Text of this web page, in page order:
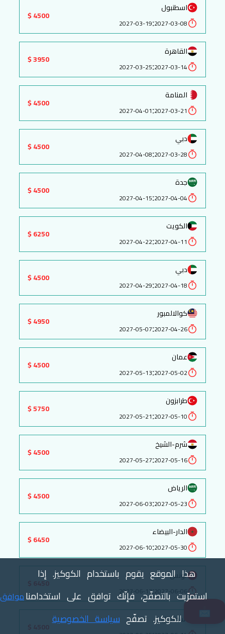
اسطنبول
2027-03-08
:
2027-03-19
4500 $
القاهرة
2027-03-14
:
2027-03-25
3950 $
المنامة
2027-03-21
:
2027-04-01
4500 $
دبي
2027-03-28
:
2027-04-08
4500 $
جدة
2027-04-04
:
2027-04-15
4500 $
الكويت
2027-04-11
:
2027-04-22
6250 $
دبي
2027-04-18
:
2027-04-29
4500 $
كوالالمبور
2027-04-26
:
2027-05-07
4950 $
عمان
2027-05-02
:
2027-05-13
4500 $
طرابزون
2027-05-10
:
2027-05-21
5750 $
شرم-الشيخ
2027-05-16
:
2027-05-27
4500 $
الرياض
2027-05-23
:
2027-06-03
4500 $
الدار-البيضاء
2027-05-30
:
2027-06-10
6450 $
تونس
2027-06-06
:
2027-06-17
6450 $
اسطنبول
هذا الموقع يقوم باستخدام الكوكيز. إذا
استمرّيت بالتصفّح، فإنّك توافق على استخدامنا
للكوكيز. تصفّحسياسة الخصوصية
موافق